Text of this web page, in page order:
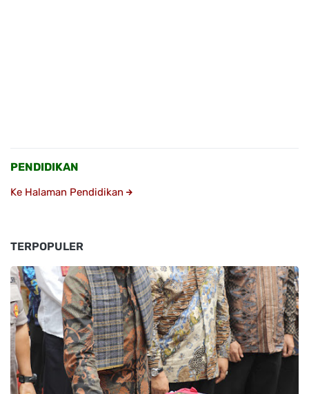
PENDIDIKAN
Ke Halaman Pendidikan
TERPOPULER